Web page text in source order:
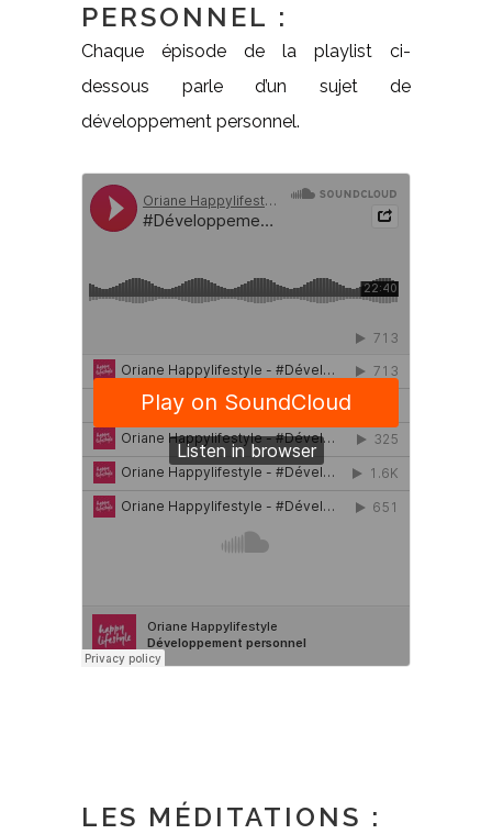
PERSONNEL :
Chaque épisode de la playlist ci-
dessous parle d’un sujet de
développement personnel.
LES MÉDITATIONS :